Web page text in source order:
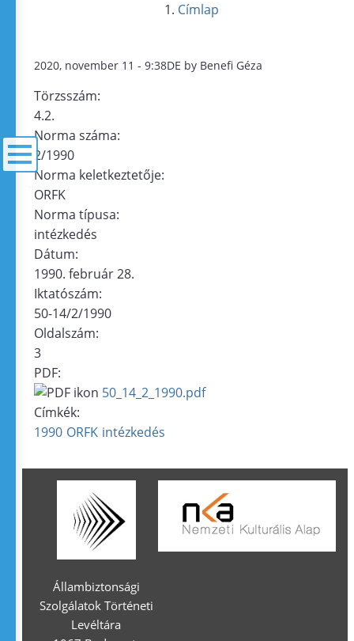
Címlap
2020, november 11 - 9:38DE by Benefi Géza
Törzsszám:
4.2.
Norma száma:
2/1990
Norma keletkeztetője:
ORFK
Norma típusa:
intézkedés
Dátum:
1990. február 28.
Iktatószám:
50-14/2/1990
Oldalszám:
3
PDF:
50_14_2_1990.pdf
Címkék:
1990 ORFK intézkedés
Állambiztonsági
Szolgálatok Történeti
Levéltára